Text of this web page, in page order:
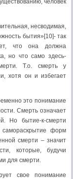
человек
несводимая,
бытия»[10]- так
что она должна
но что само здесь-
Т.о. смерть у
хотя он и избегает
это понимание
Смерть означает
Но бытие-к-смерти
самораскрытие форм
смерти – значит
которые, будучи
для смерти.
свое понимание